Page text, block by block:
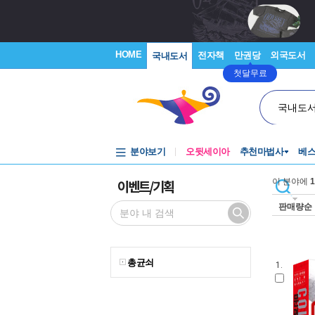
HOME 국내도서 전자책 만권당
첫달무료
외국도서
국내도
분야보기 오뒷세이아 추천마법사 베
이벤트/기획
총균쇠
이 분야에
판매량순
1.